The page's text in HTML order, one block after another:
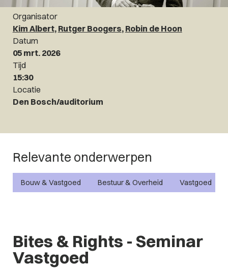
Organisator
Kim Albert, Rutger Boogers, Robin de Hoon
Datum
05 mrt. 2026
Tijd
15:30
Locatie
Den Bosch/auditorium
Relevante onderwerpen
Bouw & Vastgoed Bestuur & Overheid Vastgoed
Bites & Rights - Seminar
Vastgoed